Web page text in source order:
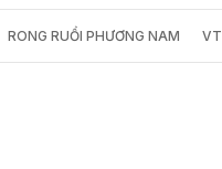
RONG RUỔI PHƯƠNG NAM